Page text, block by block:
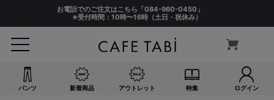
お電話でのご注文はこちら「084-960-0450 」
※受付時間：10時〜16時（土日・祝休み）
パンツ 新着商品 アウトレット 特集 ログイン